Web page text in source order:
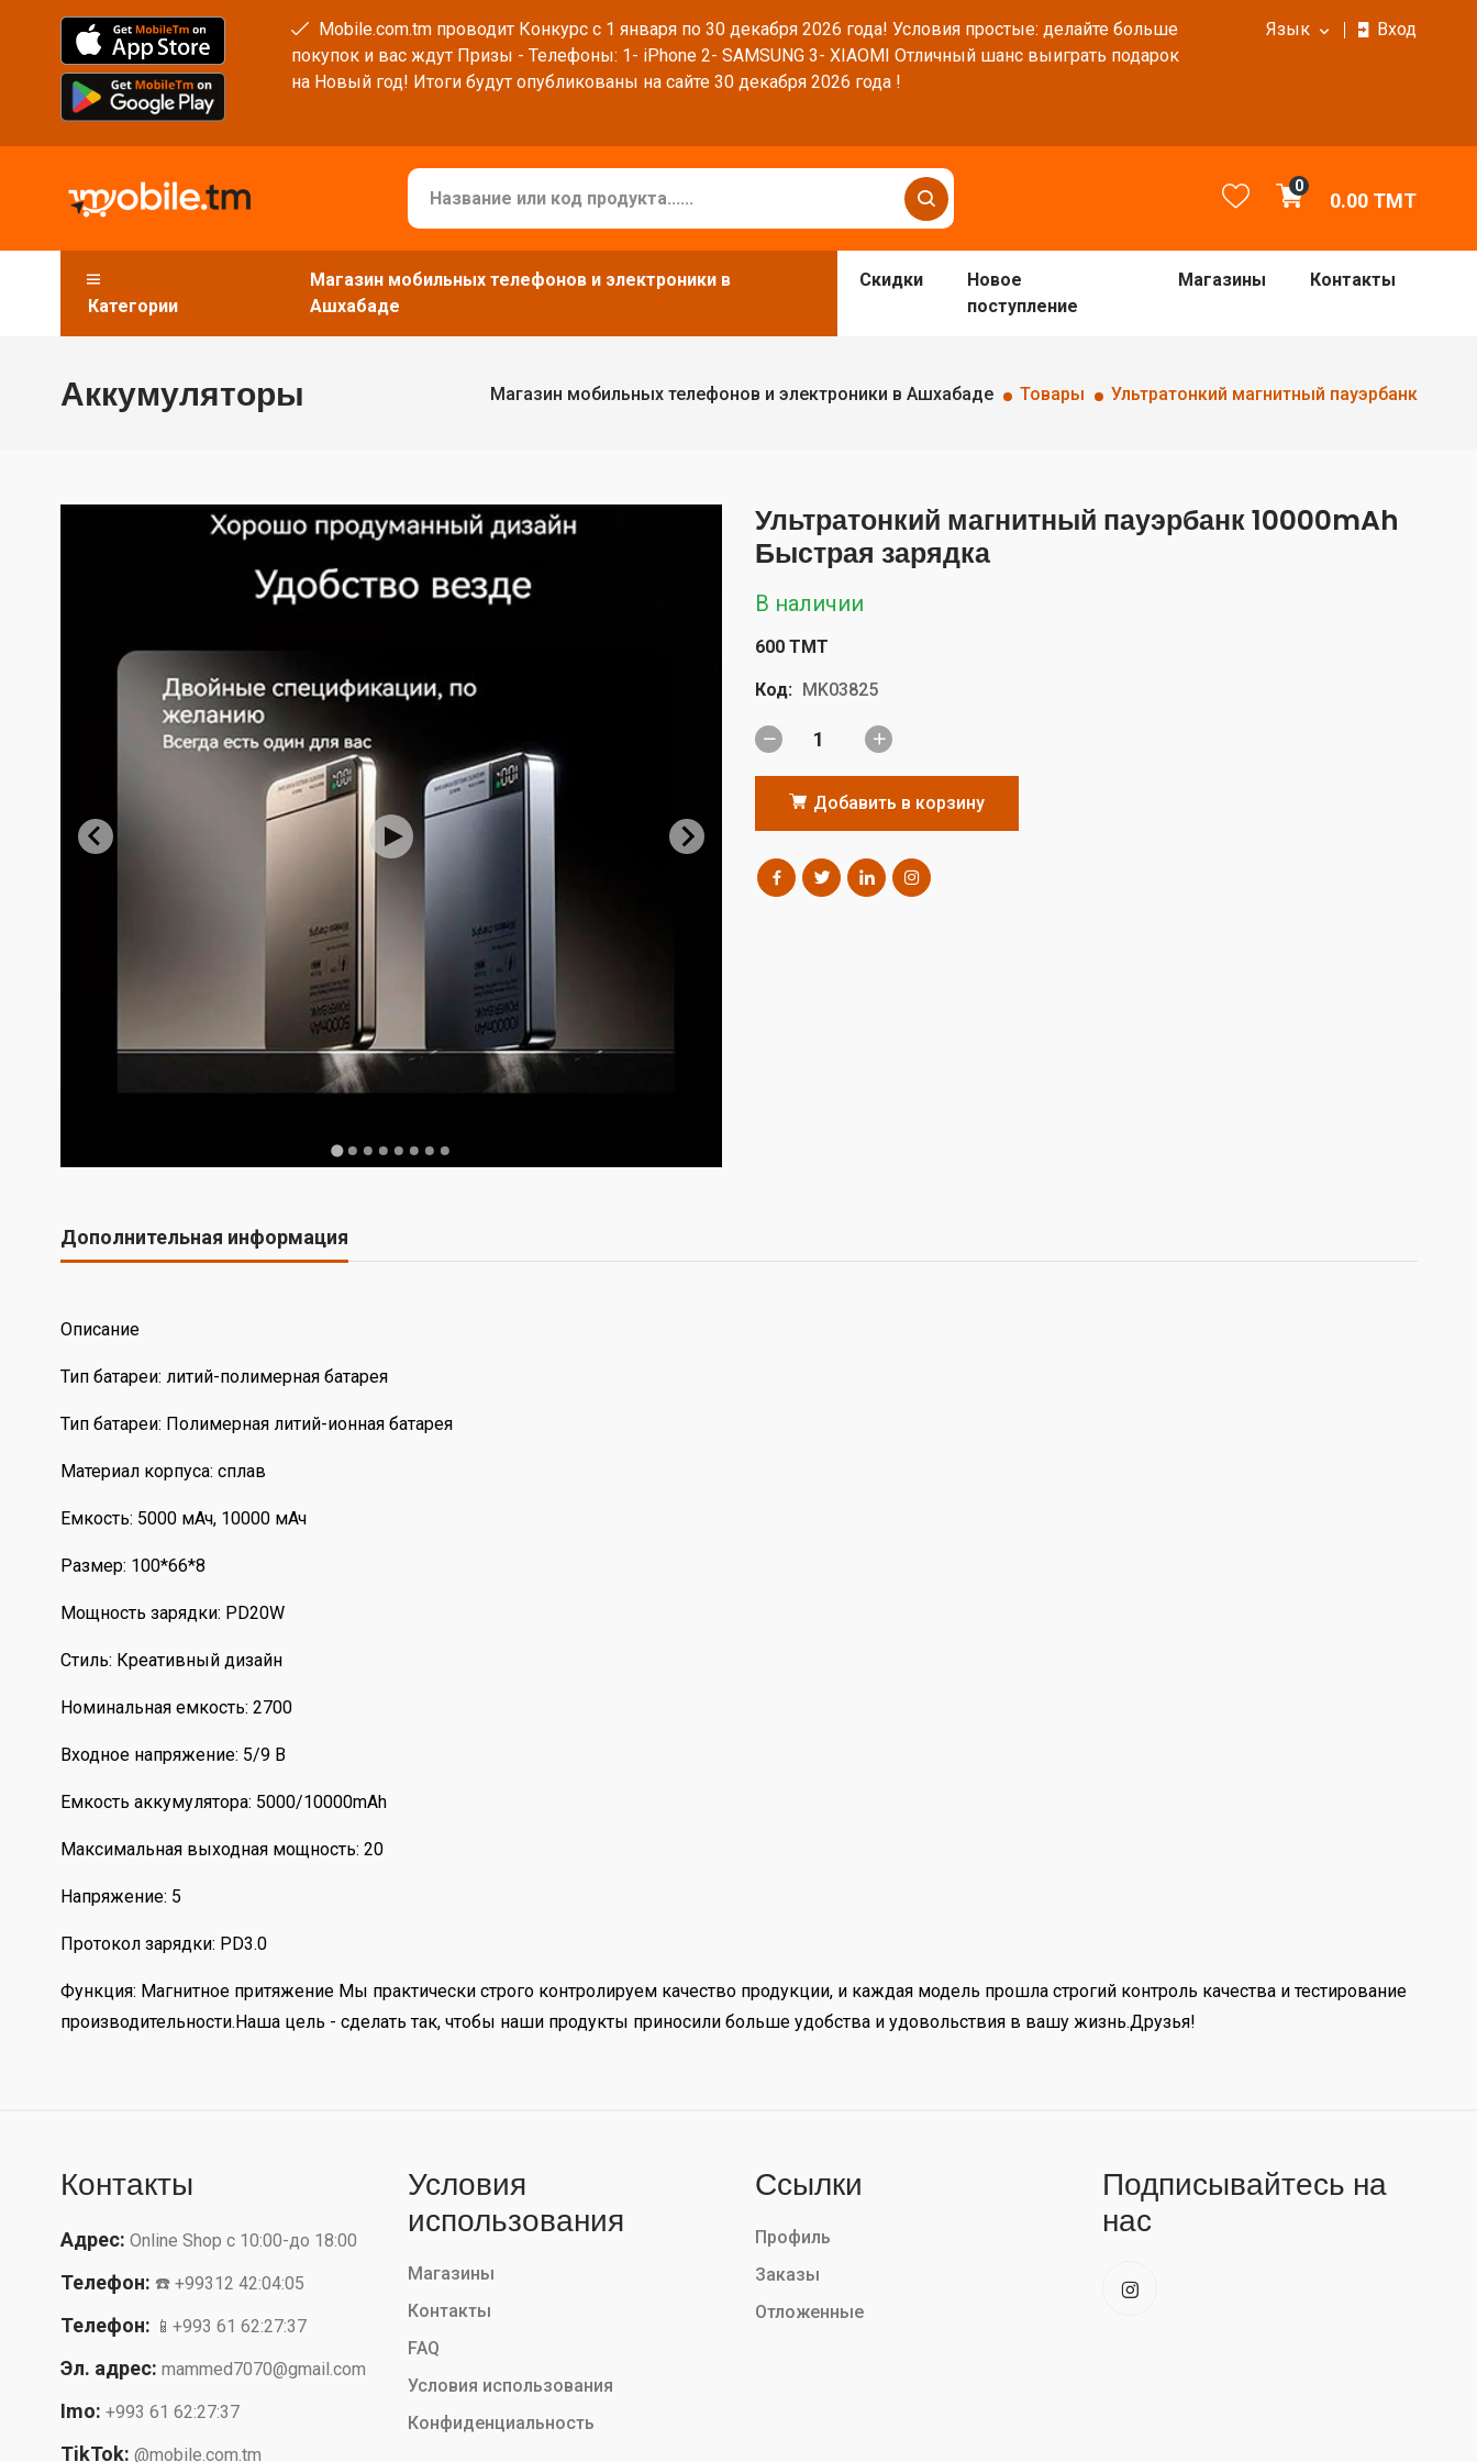
Mobile.com.tm проводит Конкурс с 1 января по 30 декабря 2026 года! Условия простые: делайте больше
покупок и вас ждут Призы - Телефоны: 1- iPhone 2- SAMSUNG 3- XIAOMI Отличный шанс выиграть подарок
на Новый год! Итоги будут опубликованы на сайте 30 декабря 2026 года !
Язык Вход
0
0.00 TMT
Категории
Магазин мобильных телефонов и электроники в
Ашхабаде
Скидки
Новое
поступление
Магазины Контакты
Аккумуляторы Магазин мобильных телефонов и электроники в Ашхабаде Товары Ультратонкий магнитный пауэрбанк
Ультратонкий магнитный пауэрбанк 10000mAh
Быстрая зарядка
В наличии
600 TMT
Код: MK03825
Добавить в корзину
Дополнительная информация
Описание
Тип батареи: литий-полимерная батарея
Тип батареи: Полимерная литий-ионная батарея
Материал корпуса: сплав
Емкость: 5000 мАч, 10000 мАч
Размер: 100*66*8
Мощность зарядки: PD20W
Стиль: Креативный дизайн
Номинальная емкость: 2700
Входное напряжение: 5/9 В
Емкость аккумулятора: 5000/10000mAh
Максимальная выходная мощность: 20
Напряжение: 5
Протокол зарядки: PD3.0
Функция: Магнитное притяжение Мы практически строго контролируем качество продукции, и каждая модель прошла строгий контроль качества и тестирование
производительности.Наша цель - сделать так, чтобы наши продукты приносили больше удобства и удовольствия в вашу жизнь.Друзья!
Контакты
Адрес: Online Shop с 10:00-до 18:00
Телефон: ☎️ +99312 42:04:05
Телефон: 📱+993 61 62:27:37
Эл. адрес: mammed7070@gmail.com
Imo: +993 61 62:27:37
TikTok: @mobile.com.tm
Условия
использования
Магазины
Контакты
FAQ
Условия использования
Конфиденциальность
Ссылки
Профиль
Заказы
Отложенные
Подписывайтесь на
нас